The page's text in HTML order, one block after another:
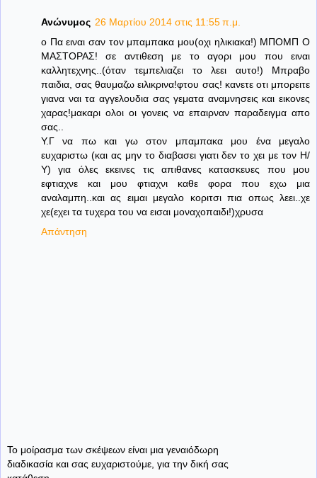
Ανώνυμος 26 Μαρτίου 2014 στις 11:55 π.μ.
ο Πα ειναι σαν τον μπαμπακα μου(οχι ηλικιακα!) ΜΠΟΜΠ Ο
ΜΑΣΤΟΡΑΣ! σε αντιθεση με το αγορι μου που ειναι
καλλητεχνης..(όταν τεμπελιαζει το λεει αυτο!) Μπραβο
παιδια, σας θαυμαζω ειλικρινα!φτου σας! κανετε οτι μπορειτε
γιανα ναι τα αγγελουδια σας γεματα αναμνησεις και εικονες
χαρας!μακαρι ολοι οι γονεις να επαιρναν παραδειγμα απο
σας..
Υ.Γ να πω και γω στον μπαμπακα μου ένα μεγαλο
ευχαριστω (και ας μην το διαβασει γιατι δεν το χει με τον Η/
Υ) για όλες εκεινες τις απιθανες κατασκευες που μου
εφτιαχνε και μου φτιαχνι καθε φορα που εχω μια
αναλαμπη..και ας ειμαι μεγαλο κοριτσι πια οπως λεει..χε
χε(εχει τα τυχερα του να εισαι μοναχοπαιδι!)χρυσα
Απάντηση
Το μοίρασμα των σκέψεων είναι μια γεναιόδωρη
διαδικασία και σας ευχαριστούμε, για την δική σας